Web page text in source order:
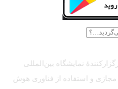
نمایشگاه بین‌المللی
مجازی و استفاده از فناوری هوش